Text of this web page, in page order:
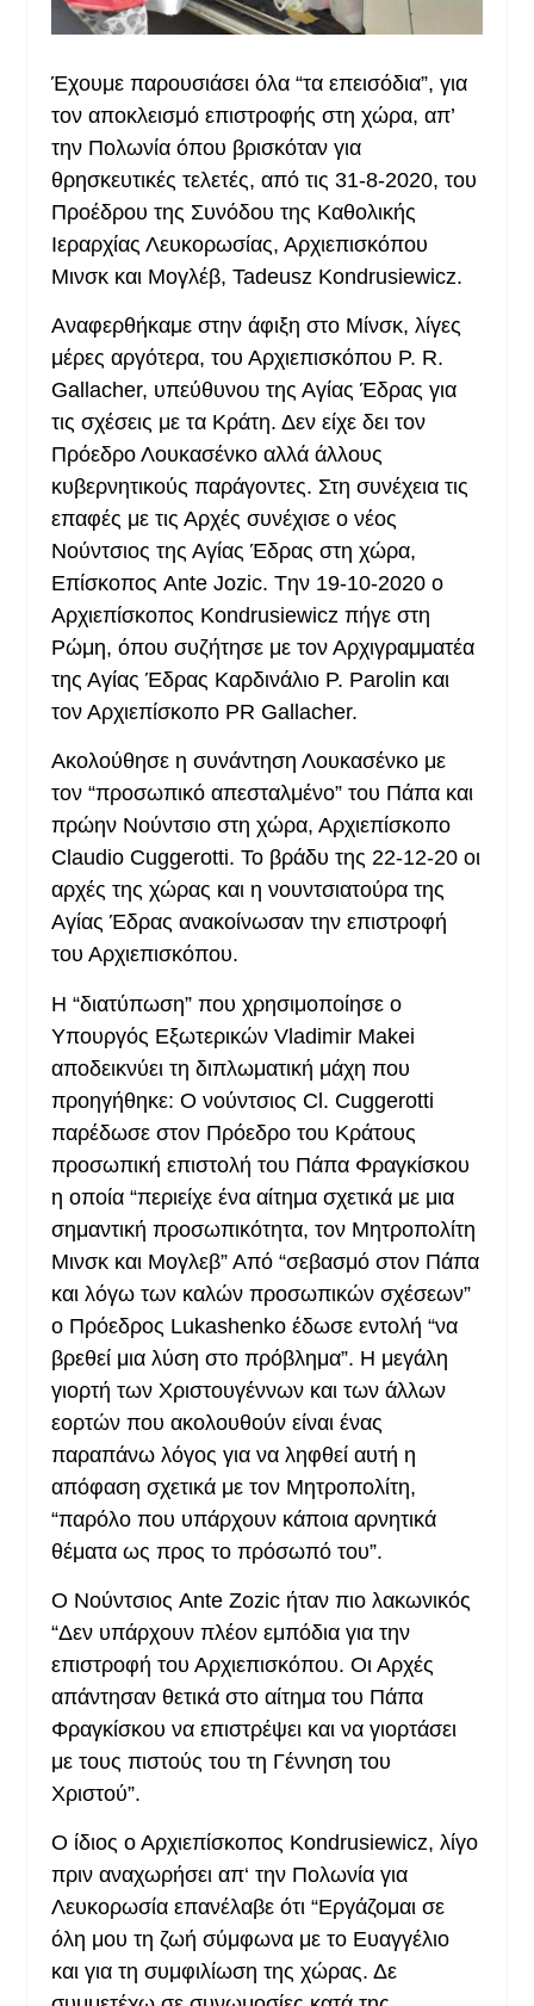
Έχουμε παρουσιάσει όλα “τα επεισόδια”, για
τον αποκλεισμό επιστροφής στη χώρα, απ’
την Πολωνία όπου βρισκόταν για
θρησκευτικές τελετές, από τις 31-8-2020, του
Προέδρου της Συνόδου της Καθολικής
Ιεραρχίας Λευκορωσίας, Αρχιεπισκόπου
Μινσκ και Μογλέβ, Tadeusz Kondrusiewicz.
Αναφερθήκαμε στην άφιξη στο Μίνσκ, λίγες
μέρες αργότερα, του Αρχιεπισκόπου P. R.
Gallacher, υπεύθυνου της Αγίας Έδρας για
τις σχέσεις με τα Κράτη. Δεν είχε δει τον
Πρόεδρο Λουκασένκο αλλά άλλους
κυβερνητικούς παράγοντες. Στη συνέχεια τις
επαφές με τις Αρχές συνέχισε ο νέος
Νούντσιος της Αγίας Έδρας στη χώρα,
Επίσκοπος Ante Jozic. Tην 19-10-2020 ο
Αρχιεπίσκοπος Kondrusiewicz πήγε στη
Ρώμη, όπου συζήτησε με τον Αρχιγραμματέα
της Αγίας Έδρας Καρδινάλιο P. Parolin και
τον Αρχιεπίσκοπο PR Gallacher.
Ακολούθησε η συνάντηση Λουκασένκο με
τον “προσωπικό απεσταλμένο” του Πάπα και
πρώην Νούντσιο στη χώρα, Αρχιεπίσκοπο
Claudio Cuggerotti. Το βράδυ της 22-12-20 οι
αρχές της χώρας και η νουντσιατούρα της
Αγίας Έδρας ανακοίνωσαν την επιστροφή
του Αρχιεπισκόπου.
Η “διατύπωση” που χρησιμοποίησε ο
Υπουργός Εξωτερικών Vladimir Makei
αποδεικνύει τη διπλωματική μάχη που
προηγήθηκε: Ο νούντσιος Cl. Cuggerotti
παρέδωσε στον Πρόεδρο του Κράτους
προσωπική επιστολή του Πάπα Φραγκίσκου
η οποία “περιείχε ένα αίτημα σχετικά με μια
σημαντική προσωπικότητα, τον Μητροπολίτη
Μινσκ και Μογλεβ” Από “σεβασμό στον Πάπα
και λόγω των καλών προσωπικών σχέσεων”
ο Πρόεδρος Lukashenko έδωσε εντολή “να
βρεθεί μια λύση στο πρόβλημα”. Η μεγάλη
γιορτή των Χριστουγέννων και των άλλων
εορτών που ακολουθούν είναι ένας
παραπάνω λόγος για να ληφθεί αυτή η
απόφαση σχετικά με τον Μητροπολίτη,
“παρόλο που υπάρχουν κάποια αρνητικά
θέματα ως προς το πρόσωπό του”.
Ο Νούντσιος Ante Zozic ήταν πιο λακωνικός
“Δεν υπάρχουν πλέον εμπόδια για την
επιστροφή του Αρχιεπισκόπου. Οι Αρχές
απάντησαν θετικά στο αίτημα του Πάπα
Φραγκίσκου να επιστρέψει και να γιορτάσει
με τους πιστούς του τη Γέννηση του
Χριστού”.
Ο ίδιος ο Αρχιεπίσκοπος Kondrusiewicz, λίγο
πριν αναχωρήσει απ‘ την Πολωνία για
Λευκορωσία επανέλαβε ότι “Εργάζομαι σε
όλη μου τη ζωή σύμφωνα με το Ευαγγέλιο
και για τη συμφιλίωση της χώρας. Δε